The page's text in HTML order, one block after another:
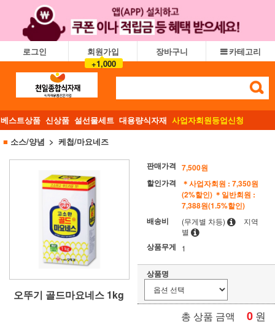
로그인
회원가입
+1,000
장바구니 카테고리
베스트상품 신상품 설선물세트 대용량식자재 사업자회원등업신청
■ 소스/양념 케첩/마요네즈
오뚜기 골드마요네스 1kg
판매가격 7,500원
할인가격
＊사업자회원 : 7,350원
(2%할인) ＊일반회원 :
7,388원(1.5%할인)
배송비
(무게별 차등)
지역
별
상품무게 1
상품명
총 상품 금액 0 원